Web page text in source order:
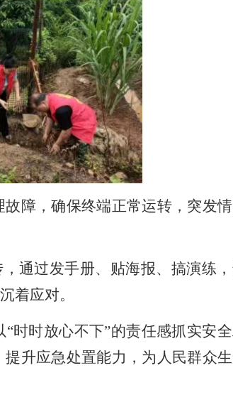
障，确保终端正常运转，突发
通过发手册、贴海报、搞演练
着应对。
“时时放心不下”的责任感抓实安
升应急处置能力，为人民群众